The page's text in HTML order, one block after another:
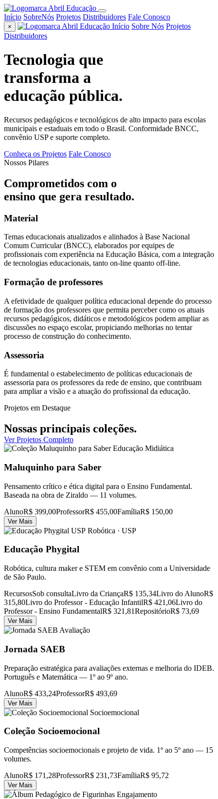
Início SobreNós Projetos Distribuidores Fale Conosco
× Início Sobre Nós Projetos
Distribuidores
Tecnologia que
transforma a
educação pública.
Recursos pedagógicos e tecnológicos de alto impacto para escolas
municipais e estaduais em todo o Brasil. Conformidade BNCC,
convênio USP e suporte completo.
Conheça os Projetos Fale Conosco
Nossos Pilares
Comprometidos com o
ensino que gera resultado.
Material
Temas educacionais atualizados e alinhados à Base Nacional
Comum Curricular (BNCC), elaborados por equipes de
profissionais com experiência na Educação Básica, com a integração
de tecnologias educacionais, tanto on-line quanto off-line.
Formação de professores
A efetividade de qualquer política educacional depende do processo
de formação dos professores que permita perceber como os atuais
recursos pedagógicos, didáticos e metodológicos podem ampliar as
discussões no espaço escolar, propiciando melhorias no tentar
processo de construção do conhecimento.
Assessoria
É fundamental o estabelecimento de políticas educacionais de
assessoria para os professores da rede de ensino, que contribuam
para ampliar a visão e a atuação do profissional da educação.
Projetos em Destaque
Nossas principais coleções.
Ver Projetos Completo
Educação Midiática
Maluquinho para Saber
Pensamento crítico e ética digital para o Ensino Fundamental.
Baseada na obra de Ziraldo — 11 volumes.
AlunoR$ 399,00ProfessorR$ 455,00FamíliaR$ 150,00
Ver Mais
Robótica · USP
Educação Phygital
Robótica, cultura maker e STEM em convênio com a Universidade
de São Paulo.
RecursosSob consultaLivro da CriançaR$ 135,34Livro do AlunoR$
315,80Livro do Professor - Educação InfantilR$ 421,06Livro do
Professor - Ensino FundamentalR$ 321,81RepositórioR$ 73,69
Ver Mais
Avaliação
Jornada SAEB
Preparação estratégica para avaliações externas e melhoria do IDEB.
Português e Matemática — 1º ao 9º ano.
AlunoR$ 433,24ProfessorR$ 493,69
Ver Mais
Socioemocional
Coleção Socioemocional
Competências socioemocionais e projeto de vida. 1º ao 5º ano — 15
volumes.
AlunoR$ 171,28ProfessorR$ 231,73FamíliaR$ 95,72
Ver Mais
Engajamento